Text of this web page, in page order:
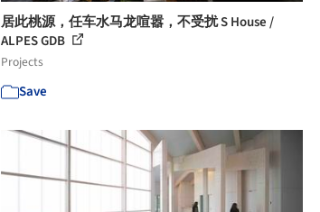
居此桃源，任车水马龙喧嚣，不受扰 S House /
ALPES GDB
Projects
Save